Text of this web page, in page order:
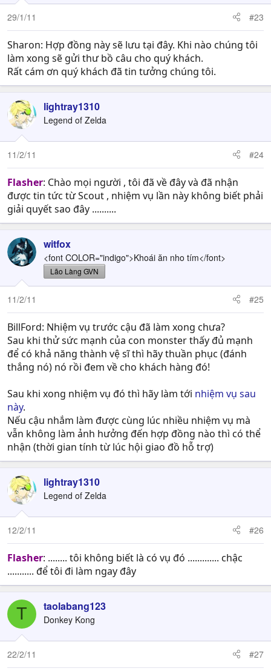
29/1/11 #23
Sharon: Hợp đồng này sẽ lưu tại đây. Khi nào chúng tôi
làm xong sẽ gửi thư bồ câu cho quý khách.
Rất cám ơn quý khách đã tin tưởng chúng tôi.
lightray1310
Legend of Zelda
11/2/11 #24
Flasher: Chào mọi người , tôi đã về đây và đã nhận
được tin tức từ Scout , nhiệm vụ lần này không biết phải
giải quyết sao đây ..........
witfox
<font COLOR="indigo">Khoái ăn nho tím</font>
Lão Làng GVN
11/2/11 #25
BillFord: Nhiệm vụ trước cậu đã làm xong chưa?
Sau khi thử sức mạnh của con monster thấy đủ mạnh
để có khả năng thành vệ sĩ thì hãy thuần phục (đánh
thắng nó) nó rồi đem về cho khách hàng đó!
Sau khi xong nhiệm vụ đó thì hãy làm tới nhiệm vụ sau
này.
Nếu cậu nhắm làm được cùng lúc nhiều nhiệm vụ mà
vẫn không làm ảnh hưởng đến hợp đồng nào thì có thể
nhận (thời gian tính từ lúc hội giao đồ hỗ trợ)
lightray1310
Legend of Zelda
12/2/11 #26
Flasher: ........ tôi không biết là có vụ đó ............. chậc
........... để tôi đi làm ngay đây
T taolabang123
Donkey Kong
22/2/11 #27